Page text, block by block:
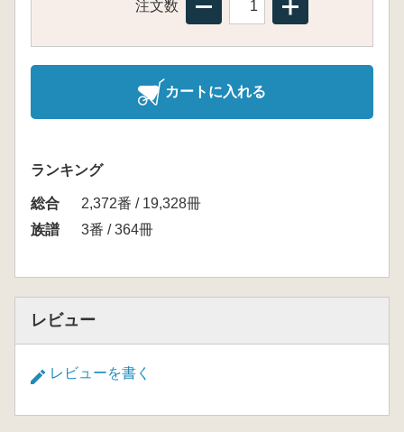
注文数
カートに入れる
ランキング
総合
2,372番 / 19,328冊
族譜
3番 / 364冊
レビュー
レビューを書く